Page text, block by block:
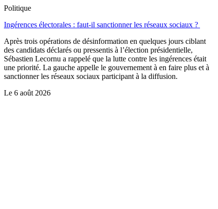
Politique
Ingérences électorales : faut-il sanctionner les réseaux sociaux ?
Après trois opérations de désinformation en quelques jours ciblant
des candidats déclarés ou pressentis à l’élection présidentielle,
Sébastien Lecornu a rappelé que la lutte contre les ingérences était
une priorité. La gauche appelle le gouvernement à en faire plus et à
sanctionner les réseaux sociaux participant à la diffusion.
Le 6 août 2026